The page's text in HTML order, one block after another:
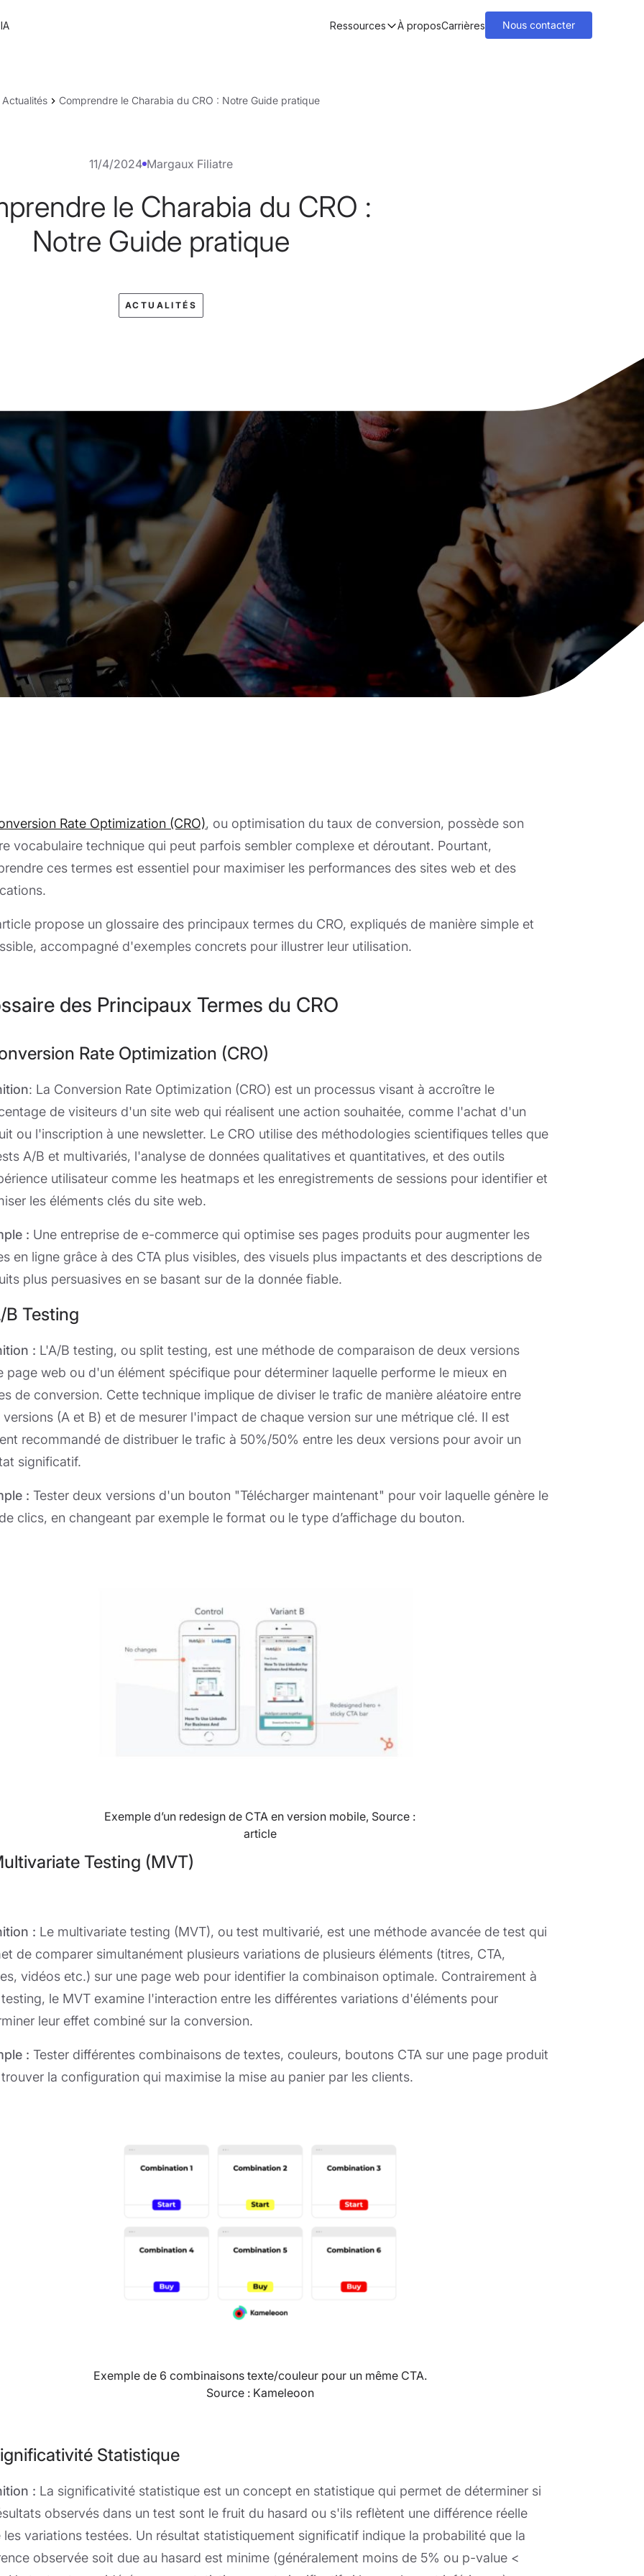
Ressources À proposCarrières Nous contacter
Actualités Comprendre le Charabia du CRO : Notre Guide pratique
11/4/2024 Margaux Filiatre
le Charabia du CRO :
Notre Guide pratique
ACTUALITÉS
Rate Optimization (CRO), ou optimisation du taux de conversion, possède son
vocabulaire technique qui peut parfois sembler complexe et déroutant. Pourtant,
ces termes est essentiel pour maximiser les performances des sites web et des
propose un glossaire des principaux termes du CRO, expliqués de manière simple et
accompagné d'exemples concrets pour illustrer leur utilisation.
des Principaux Termes du CRO
Rate Optimization (CRO)
: La Conversion Rate Optimization (CRO) est un processus visant à accroître le
de visiteurs d'un site web qui réalisent une action souhaitée, comme l'achat d'un
ou l'inscription à une newsletter. Le CRO utilise des méthodologies scientifiques telles que
A/B et multivariés, l'analyse de données qualitatives et quantitatives, et des outils
utilisateur comme les heatmaps et les enregistrements de sessions pour identifier et
les éléments clés du site web.
: Une entreprise de e-commerce qui optimise ses pages produits pour augmenter les
en ligne grâce à des CTA plus visibles, des visuels plus impactants et des descriptions de
plus persuasives en se basant sur de la donnée fiable.
B Testing
: L'A/B testing, ou split testing, est une méthode de comparaison de deux versions
page web ou d'un élément spécifique pour déterminer laquelle performe le mieux en
de conversion. Cette technique implique de diviser le trafic de manière aléatoire entre
versions (A et B) et de mesurer l'impact de chaque version sur une métrique clé. Il est
recommandé de distribuer le trafic à 50%/50% entre les deux versions pour avoir un
significatif.
: Tester deux versions d'un bouton "Télécharger maintenant" pour voir laquelle génère le
clics, en changeant par exemple le format ou le type d’affichage du bouton.
Exemple d’un redesign de CTA en version mobile, Source :
article
Testing (MVT)
: Le multivariate testing (MVT), ou test multivarié, est une méthode avancée de test qui
de comparer simultanément plusieurs variations de plusieurs éléments (titres, CTA,
vidéos etc.) sur une page web pour identifier la combinaison optimale. Contrairement à
le MVT examine l'interaction entre les différentes variations d'éléments pour
leur effet combiné sur la conversion.
: Tester différentes combinaisons de textes, couleurs, boutons CTA sur une page produit
la configuration qui maximise la mise au panier par les clients.
Exemple de 6 combinaisons texte/couleur pour un même CTA.
Source : Kameleoon
Statistique
: La significativité statistique est un concept en statistique qui permet de déterminer si
observés dans un test sont le fruit du hasard ou s'ils reflètent une différence réelle
les variations testées. Un résultat statistiquement significatif indique la probabilité que la
observée soit due au hasard est minime (généralement moins de 5% ou p-value <